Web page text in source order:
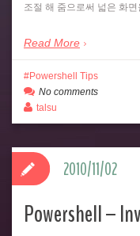
조절 해 줌으로써 넓은 화
Read More
Powershell Tips
No comments
talsu
Powershell –
2010/11/02